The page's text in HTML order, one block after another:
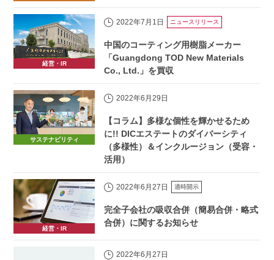
経営・IR
2022年7月1日 ニュースリリース
中国のコーティング用樹脂メーカー
「Guangdong TOD New Materials
Co., Ltd.」を買収
サステナビリティ
2022年6月29日
【コラム】多様な個性を輝かせるため
に!! DICエステートのダイバーシティ
（多様性）＆インクルージョン（受容・
活用）
経営・IR
2022年6月27日 適時開示
完全子会社の吸収合併（簡易合併・略式
合併）に関するお知らせ
2022年6月27日